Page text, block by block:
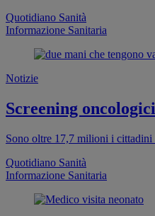
Quotidiano Sanità
Informazione Sanitaria
Notizie
Screening
Sono oltre 17,7 milioni i
Quotidiano Sanità
Informazione Sanitaria